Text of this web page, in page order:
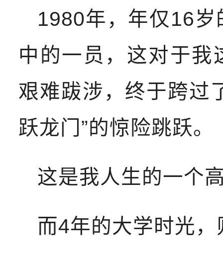
1980年，年仅16
中的一员，这对于
艰难跋涉，终于跨过
跃龙门”的惊险跳跃。
这是我人生的一个
而4年的大学时光